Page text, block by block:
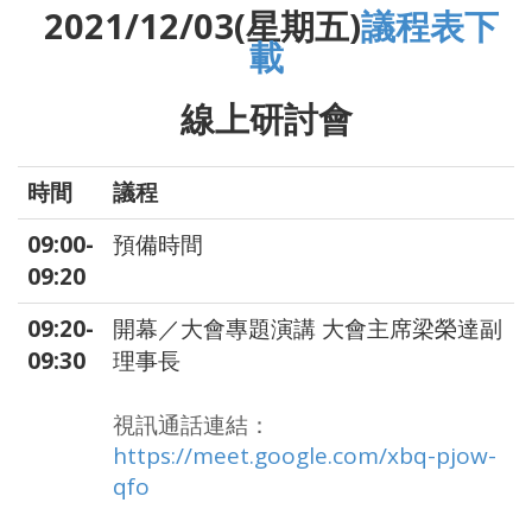
2021/12/03(星期五)議程表下
載
線上研討會
時間
議程
09:00-
09:20
預備時間
09:20-
09:30
開幕／大會專題演講 大會主席梁榮達副
理事長
視訊通話連結：
https://meet.google.com/xbq-pjow-
qfo